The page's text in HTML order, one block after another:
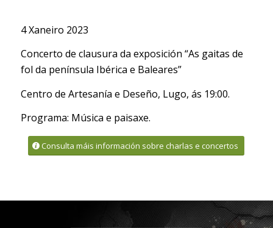
4 Xaneiro 2023
Concerto de clausura da exposición “As gaitas de
fol da península Ibérica e Baleares”
Centro de Artesanía e Deseño, Lugo, ás 19:00.
Programa: Música e paisaxe.
Consulta máis información sobre charlas e concertos